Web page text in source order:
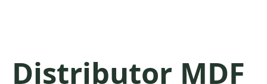
Distributor MDF